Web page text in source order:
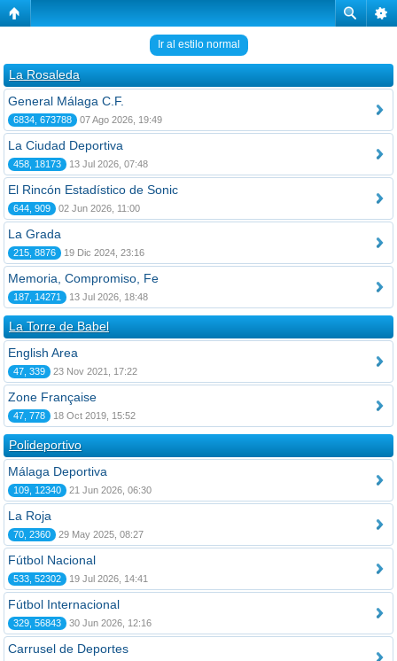
Ir al estilo normal
La Rosaleda
General Málaga C.F.
6834, 673788 07 Ago 2026, 19:49
La Ciudad Deportiva
458, 18173 13 Jul 2026, 07:48
El Rincón Estadístico de Sonic
644, 909 02 Jun 2026, 11:00
La Grada
215, 8876 19 Dic 2024, 23:16
Memoria, Compromiso, Fe
187, 14271 13 Jul 2026, 18:48
La Torre de Babel
English Area
47, 339 23 Nov 2021, 17:22
Zone Française
47, 778 18 Oct 2019, 15:52
Polideportivo
Málaga Deportiva
109, 12340 21 Jun 2026, 06:30
La Roja
70, 2360 29 May 2025, 08:27
Fútbol Nacional
533, 52302 19 Jul 2026, 14:41
Fútbol Internacional
329, 56843 30 Jun 2026, 12:16
Carrusel de Deportes